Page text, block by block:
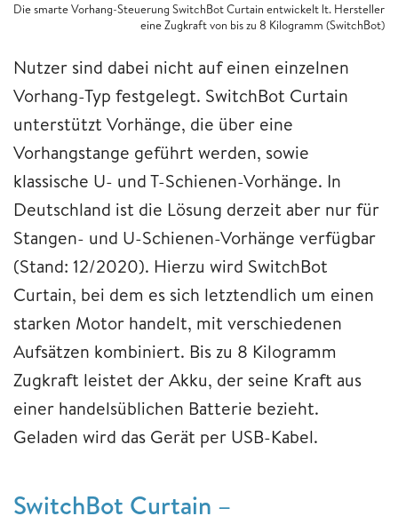
Die smarte Vorhang-Steuerung SwitchBot Curtain entwickelt lt. Hersteller
eine Zugkraft von bis zu 8 Kilogramm (SwitchBot)
Nutzer sind dabei nicht auf einen einzelnen
Vorhang-Typ festgelegt. SwitchBot Curtain
unterstützt Vorhänge, die über eine
Vorhangstange geführt werden, sowie
klassische U- und T-Schienen-Vorhänge. In
Deutschland ist die Lösung derzeit aber nur für
Stangen- und U-Schienen-Vorhänge verfügbar
(Stand: 12/2020). Hierzu wird SwitchBot
Curtain, bei dem es sich letztendlich um einen
starken Motor handelt, mit verschiedenen
Aufsätzen kombiniert. Bis zu 8 Kilogramm
Zugkraft leistet der Akku, der seine Kraft aus
einer handelsüblichen Batterie bezieht.
Geladen wird das Gerät per USB-Kabel.
SwitchBot Curtain –